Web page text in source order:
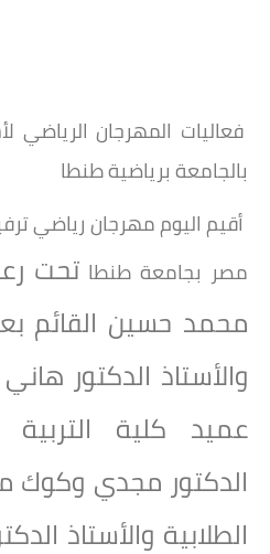
فعاليات المهرجان
بالجامعة برياضية طنطا
أقيم اليوم مهرجان رياضي
مصر بجامعة طنطا تحت
محمد حسين القائم
والأستاذ الدكتور
عميد كلية التربية
الدكتور مجدي وكوك
الطلابية والأستاذ